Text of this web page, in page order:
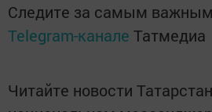
Следите за самым
Telegram-канале Татмедиа
Читайте новости